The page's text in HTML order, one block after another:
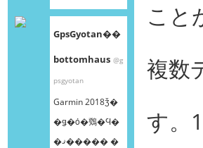
GpsGyotan��
bottomhaus @g
psgyotan
Garmin 2018ǯ�
�ǥ�ȯ�䳫�Ϥ�
�ޤ����� �
こと
複数
す。